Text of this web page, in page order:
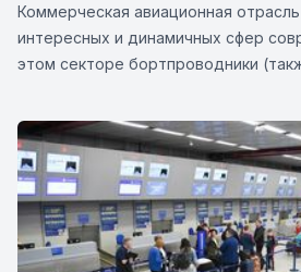
Коммерческая авиационная
интересных и динамичных сфер
этом секторе бортпроводники
пассажиров. Эти
нечто большее, чем просто их
стильная униформа. Вот несколько
бортпроводниках: